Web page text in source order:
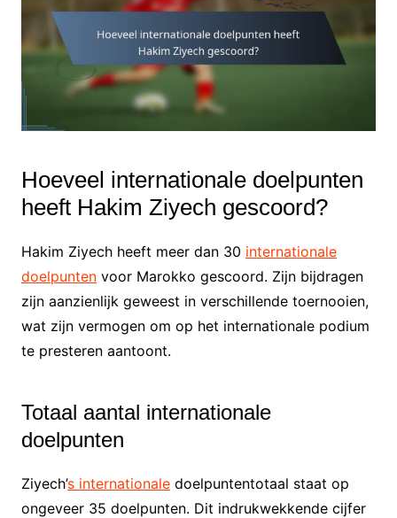
Hoeveel internationale doelpunten
heeft Hakim Ziyech gescoord?
Hakim Ziyech heeft meer dan 30 internationale
doelpuntenvoor Marokko gescoord. Zijn bijdragen
zijn aanzienlijk geweest in verschillende toernooien,
wat zijn vermogen om op het internationale podium
te presteren aantoont.
Totaal aantal internationale
doelpunten
Ziyech’s internationaledoelpuntentotaal staat op
ongeveer 35 doelpunten. Dit indrukwekkende cijfer